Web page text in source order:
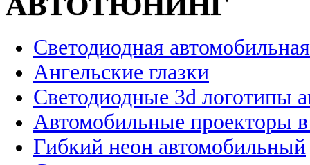
Светодиодная
Ангельские глазки
Светодиодные 3d логотипы
Автомобильные проекторы
Гибкий неон автомобильный